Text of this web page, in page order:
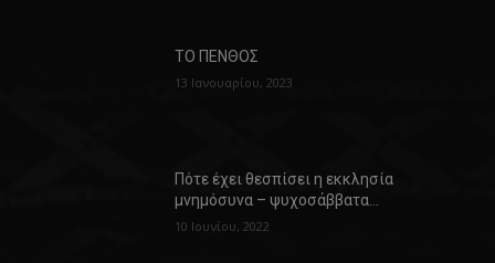
ΤΟ ΠΕΝΘΟΣ
13 Ιανουαρίου, 2023
Πότε έχει θεσπίσει η εκκλησία
μνημόσυνα – ψυχοσάββατα…
10 Ιουνίου, 2022